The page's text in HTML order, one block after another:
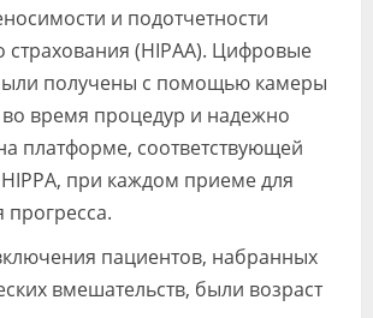
и подотчетности
страхования (HIPAA). Цифровые
получены с помощью камеры
во время процедур и надежно
платформе, соответствующей
при каждом приеме для
прогресса.
пациентов, набранных
вмешательств, были возраст